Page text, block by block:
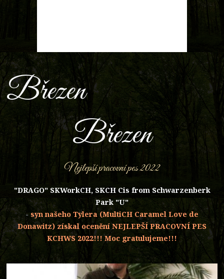
Březen
Březen
Nejlepší pracovní pes 2022
"DRAGO" SKWorkCH, SKCH Cis from Schwarzenberk
Park "U"
- syn našeho Tylera (MultiCH Caramel Love de
Donawitz) získal ocenění NEJLEPŠÍ PRACOVNÍ PES
KCHWS 2022!!! Moc gratulujeme!!!